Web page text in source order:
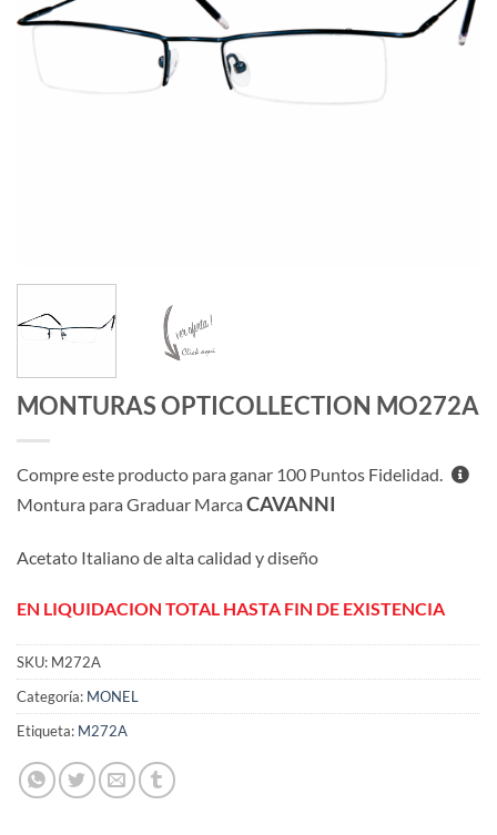
MONTURAS OPTICOLLECTION MO272A
Compre este producto para ganar 100 Puntos Fidelidad.
Montura para Graduar Marca CAVANNI
Acetato Italiano de alta calidad y diseño
EN LIQUIDACION TOTAL HASTA FIN DE EXISTENCIA
SKU: M272A
Categoría: MONEL
Etiqueta: M272A